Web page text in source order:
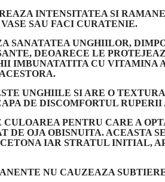
INTENSITATEA SI
SAU FACI CURATENIE.
SANATATEA UNGHIILOR,
DEOARECE LE
IMBUNATATITA CU VITAMINA
UNGHIILE SI ARE O
DE DISCOMFORTUL RUPERII
PENTRU CARE A
DE OJA OBISNUITA. ACEASTA
IAR STRATUL INITIAL,
NU CAUZEAZA